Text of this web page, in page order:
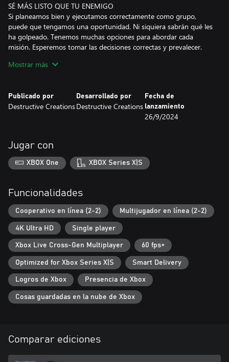
SÉ MÁS LISTO QUE TU ENEMIGO
Si planeamos bien y ejecutamos correctamente como grupo,
puede que tengamos una oportunidad. Ni siquiera sabrán qué les
ha golpeado. Tenemos muchas opciones para abordar cada
misión. Esperemos tomar las decisiones correctas y prevalecer.
ÚNETE AL LEVANTAMIENTO
contará, habrá suficientes supervivientes para contarlo.
Emplearemos buenas tácticas, seremos intrépidos, seremos como
Sabemos cómo luchar. Preferimos ser sigilosos, maximizar
nuestras posibilidades, minimizar nuestras pérdidas. Pero si ese
enfoque nos falla, nos abriremos paso a tiros.
APROVECHA EL ENTORNO
favor. Los alemanes pueden haber destruido grandes partes de la
ciudad, ¡pero eso se volverá en su contra ahora!
REÚNE A TUS ALIADOS
Somos menos en número, pero más fuertes en motivación y en
los lazos que nos mantienen unidos. La buena cooperación es
uno de nuestros puntos fuertes. Cada uno de nosotros tiene un
trasfondo, una personalidad y unas habilidades diferentes, pero
podemos luchar bien juntos. Tener un buen amigo que luche a tu
lado y te cubra las espaldas no sólo es más divertido, sino
Mostrar más
Publicado por
Destructive Creations
Desarrollado por
Destructive Creations
Fecha de
lanzamiento
26/9/2024
Jugar con
XBOX One XBOX Series X|S
Funcionalidades
Cooperativo en línea (2-2) Multijugador en línea (2-2)
4K Ultra HD Single player
Xbox Live Cross-Gen Multiplayer 60 fps+
Optimized for Xbox Series X|S Smart Delivery
Logros de Xbox Presencia de Xbox
Cosas guardadas en la nube de Xbox
Comparar ediciones